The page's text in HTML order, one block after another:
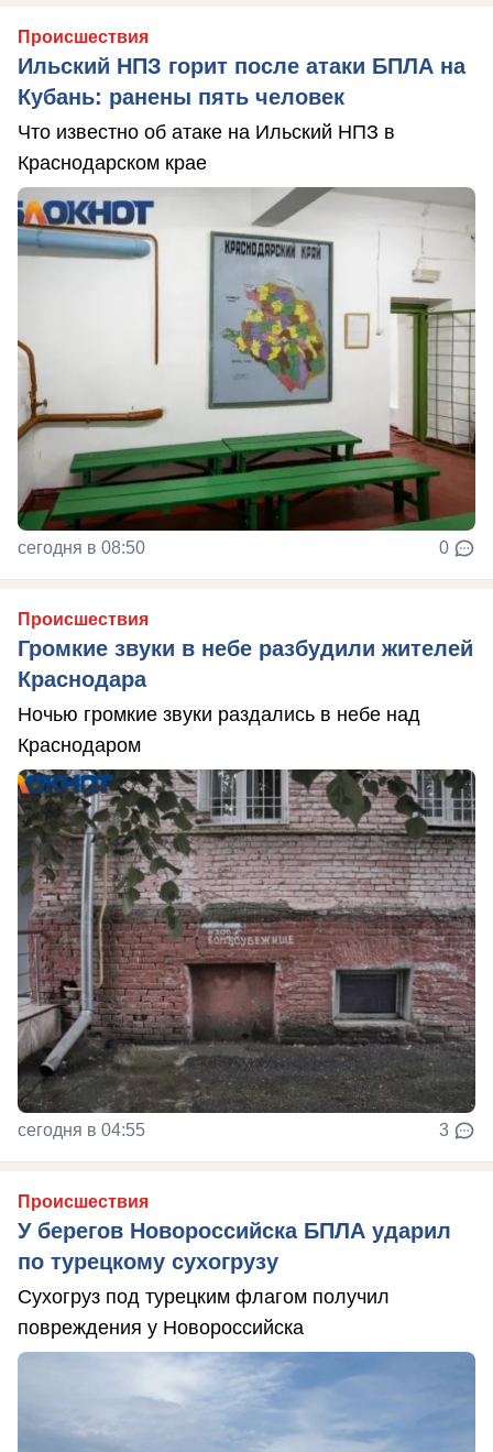
Происшествия
Ильский НПЗ горит после атаки БПЛА на
Кубань: ранены пять человек
Что известно об атаке на Ильский НПЗ в
Краснодарском крае
сегодня в 08:50 0
Происшествия
Громкие звуки в небе разбудили жителей
Краснодара
Ночью громкие звуки раздались в небе над
Краснодаром
сегодня в 04:55 3
Происшествия
У берегов Новороссийска БПЛА ударил
по турецкому сухогрузу
Сухогруз под турецким флагом получил
повреждения у Новороссийска